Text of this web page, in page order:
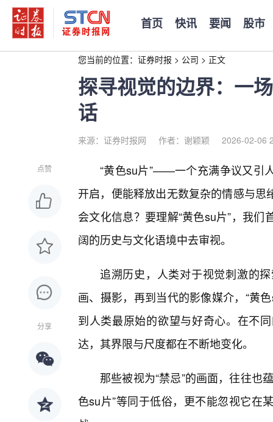
首页 快讯 要闻 股市
您当前的位置： 证券时报 > 公司 > 正文
探寻视觉的边界：一
话
来源：证券时报网 作者：谢颖颖 2026-02-06
点赞
分享
“黄色su片”——一个充满争议又引
开启，便能释放出无数复杂的情感与
会文化信息？要理解“黄色su片”，我
阔的历史与文化语境中去审视。
追溯历史，人类对于视觉刺激的
画、摄影，再到当代的影像媒介，“黄
到人类最原始的欲望与好奇心。在不
达，其界限与尺度都在不断地变化。
那些被视为“禁忌”的画面，往往也
色su片”等同于低俗，更不能忽视它在